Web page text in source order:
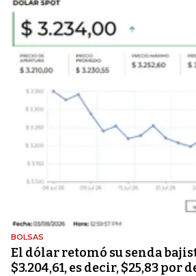
BOLSAS
El dólar retomó su senda
$3.204,61, es decir, $25,83 por